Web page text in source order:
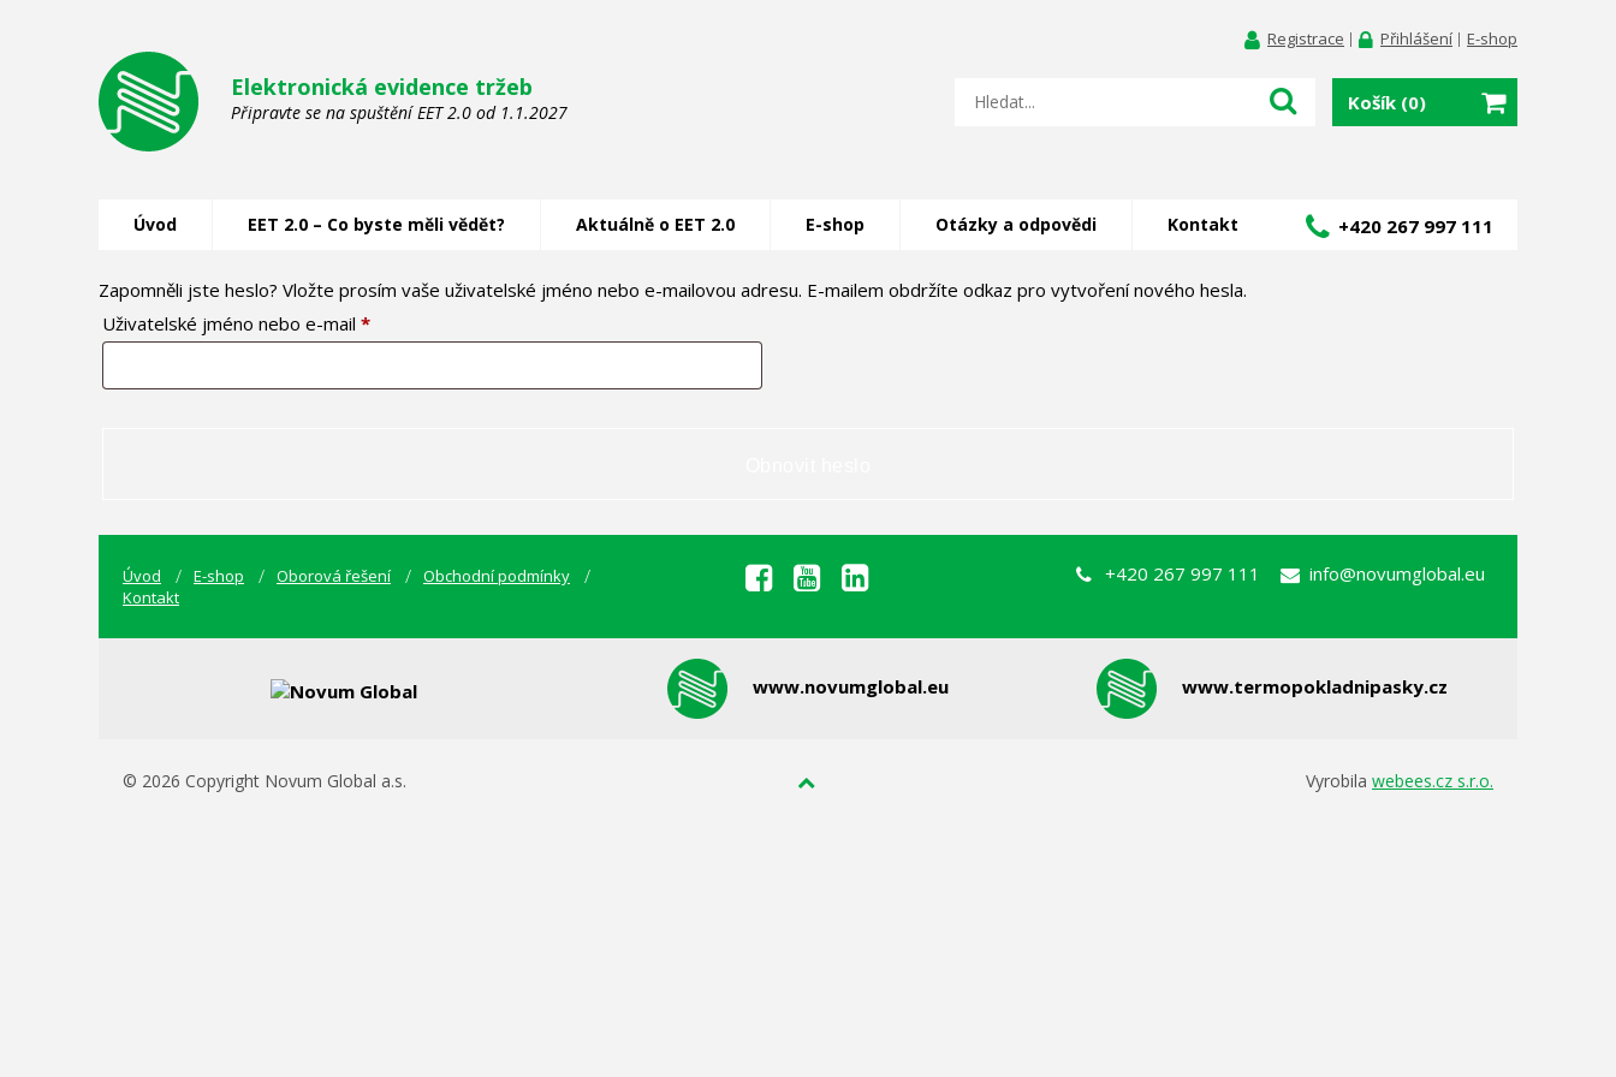
E-shop
Přihlášení
Registrace
Elektronická evidence tržeb
Připravte se na spuštění EET 2.0 od 1.1.2027 Košík (0)
Úvod EET 2.0 – Co byste měli vědět? Aktuálně o EET 2.0 E-shop Otázky a odpovědi Kontakt +420 267 997 111
Zapomněli jste heslo? Vložte prosím vaše uživatelské jméno nebo e-mailovou adresu. E-mailem obdržíte odkaz pro vytvoření nového hesla.
Uživatelské jméno nebo e-mail *Povinné
Úvod E-shop Oborová řešení
Obchodní podmínky
Kontakt
info@novumglobal.eu
+420 267 997 111
www.novumglobal.eu www.termopokladnipasky.cz
© 2026 Copyright Novum Global a.s. Vyrobila webees.cz s.r.o.